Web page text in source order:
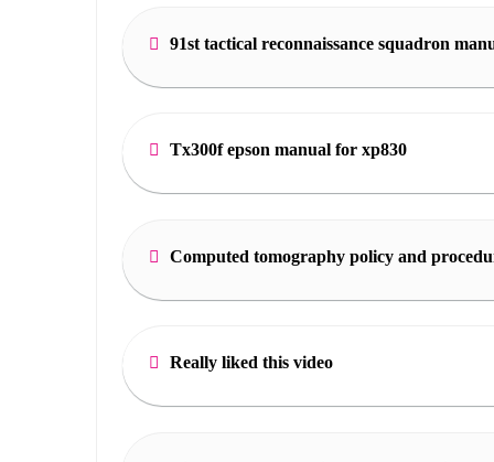
91st tactical reconnaissance squadron
Tx300f epson manual for xp830
Computed tomography policy and
Really liked this video